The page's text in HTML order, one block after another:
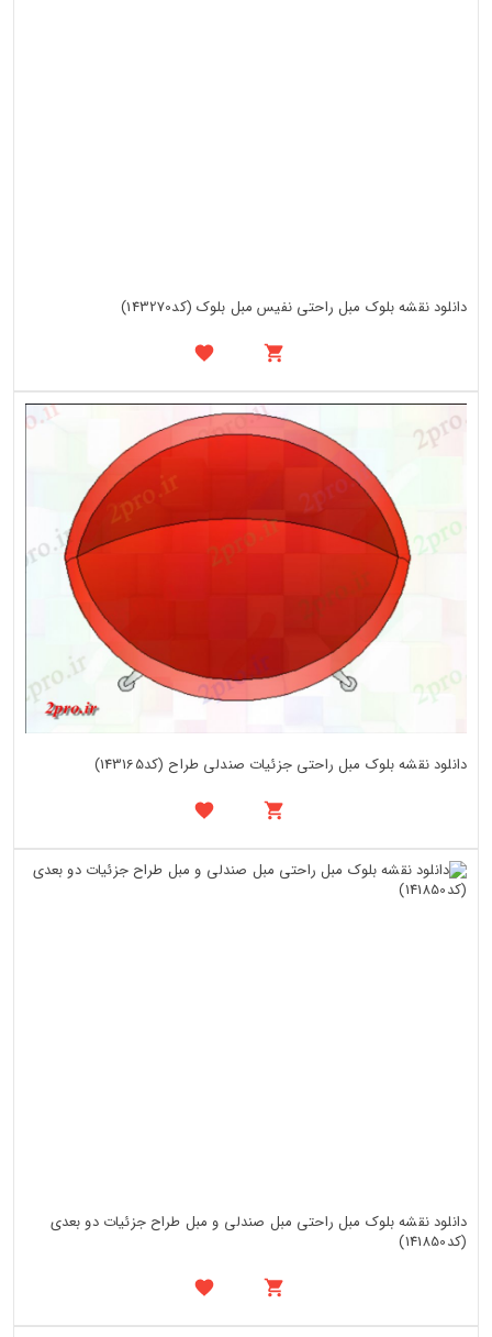
دانلود نقشه بلوک مبل راحتی نفیس مبل بلوک (کد143270)
دانلود نقشه بلوک مبل راحتی جزئیات صندلی طراح (کد143165)
دانلود نقشه بلوک مبل راحتی مبل صندلی و مبل طراح جزئیات دو بعدی
(کد141850)